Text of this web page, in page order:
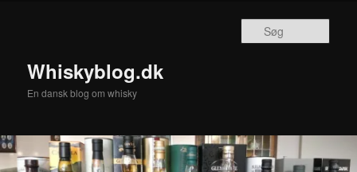
Whiskyblog.dk
En dansk blog om whisky